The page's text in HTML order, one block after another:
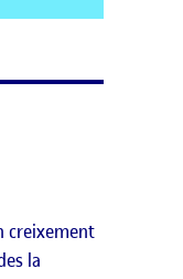
creixement
la